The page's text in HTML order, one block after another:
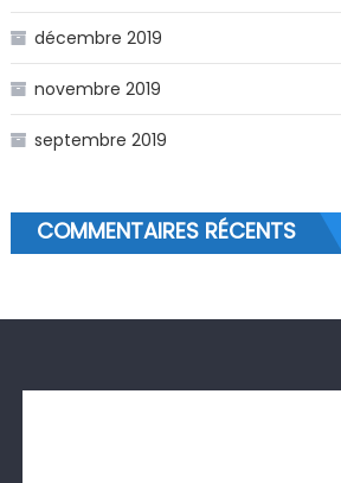
décembre 2019
novembre 2019
septembre 2019
COMMENTAIRES RÉCENTS